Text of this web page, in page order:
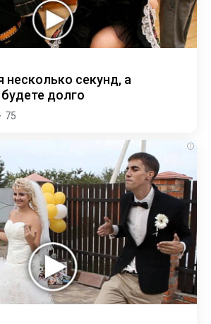
несколько секунд, а
долго
75
i